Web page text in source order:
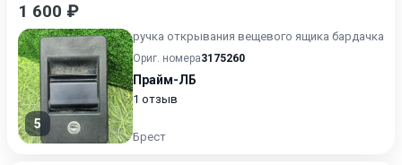
1 600 ₽
5
ручка открывания вещевого ящика бардачка
Ориг. номера3175260
Прайм-ЛБ
1 отзыв
Брест